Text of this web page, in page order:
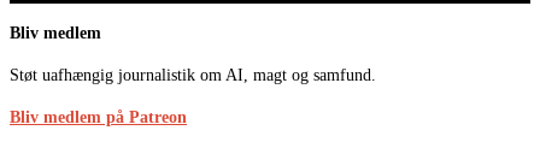
Bliv medlem
Støt uafhængig journalistik om AI, magt og samfund.
Bliv medlem på Patreon